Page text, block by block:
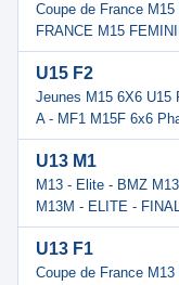
Coupe de France
FRANCE M15
U15 F2
Jeunes M15 6X6 U15
A - MF1 M15F 6x6
U13 M1
M13 - Elite - BMZ
M13M - ELITE -
U13 F1
Coupe de France